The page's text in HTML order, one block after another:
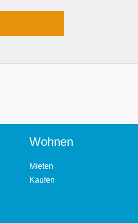
Wohnen
Mieten
Kaufen